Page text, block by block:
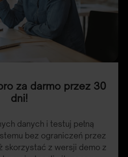
za darmo przez 30
dni!
danych i testuj pełną
bez ograniczeń przez
skorzystać z wersji demo z